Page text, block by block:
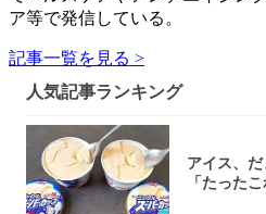
ア等で発信している。
記事一覧を見る >
人気記事ランキング
アイス、
「たった